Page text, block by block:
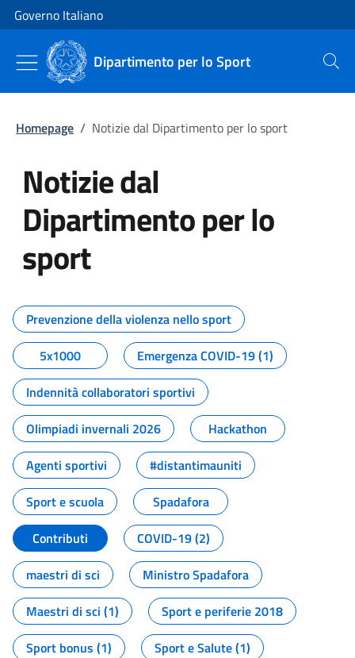
Vai al contenuto
Vai alla navigazione del sito
Governo Italiano
Dipartimento per lo Sport Cerca
Homepage / Notizie dal Dipartimento per lo sport
Notizie dal
Dipartimento per lo
sport
Tutti i contenuti della pagina
Prevenzione della violenza nello sport
5x1000
Emergenza COVID-19 (1)
Indennità collaboratori sportivi
Olimpiadi invernali 2026
Hackathon
Agenti sportivi
#distantimauniti
Sport e scuola
Spadafora
Contributi
COVID-19 (2)
maestri di sci
Ministro Spadafora
Maestri di sci (1)
Sport e periferie 2018
Sport bonus (1)
Sport e Salute (1)